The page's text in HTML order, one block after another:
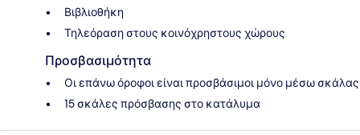
Βιβλιοθήκη
Τηλεόραση στους κοινόχρηστους χώρους
Προσβασιμότητα
Οι επάνω όροφοι είναι προσβάσιμοι μόνο μέσω σκάλας
15 σκάλες πρόσβασης στο κατάλυμα